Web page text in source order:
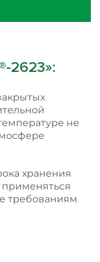
2623»:
не
хранения
требованиям